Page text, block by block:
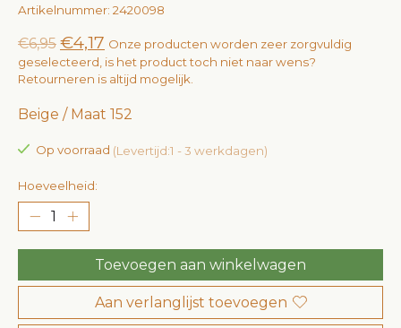
Artikelnummer: 2420098
€6,95 €4,17 Onze producten worden zeer zorgvuldig
geselecteerd, is het product toch niet naar wens?
Retourneren is altijd mogelijk.
Beige / Maat 152
Op voorraad (Levertijd:1 - 3 werkdagen)
Hoeveelheid:
Toevoegen aan winkelwagen
Aan verlanglijst toevoegen